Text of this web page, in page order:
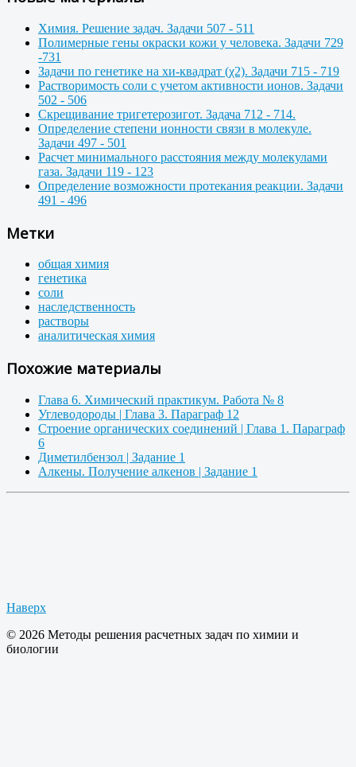
Химия. Решение задач. Задачи 507 - 511
Полимерные гены окраски кожи у человека. Задачи 729
-731
Задачи по генетике на хи-квадрат (χ2). Задачи 715 - 719
Растворимость соли с учетом активности ионов. Задачи
502 - 506
Скрещивание тригетерозигот. Задача 712 - 714.
Определение степени ионности связи в молекуле.
Задачи 497 - 501
Расчет минимального расстояния между молекулами
газа. Задачи 119 - 123
Определение возможности протекания реакции. Задачи
491 - 496
Метки
общая химия
генетика
соли
наследственность
растворы
аналитическая химия
Похожие материалы
Глава 6. Химический практикум. Работа № 8
Углеводороды | Глава 3. Параграф 12
Строение органических соединений | Глава 1. Параграф
6
Диметилбензол | Задание 1
Алкены. Получение алкенов | Задание 1
Наверх
© 2026 Методы решения расчетных задач по химии и
биологии